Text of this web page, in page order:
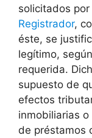
solicitados
Registrador,
éste, se
legítimo,
requerida.
supuesto de
efectos
inmobiliarias
de préstamos